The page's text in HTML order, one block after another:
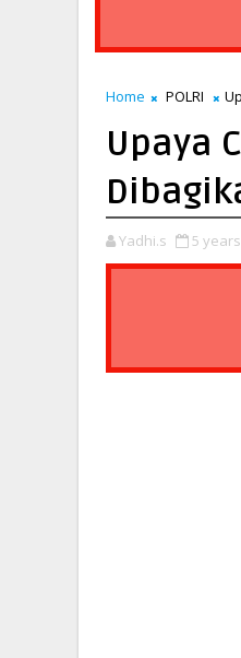
Home POLRI
Upaya
Yadhi.s 5